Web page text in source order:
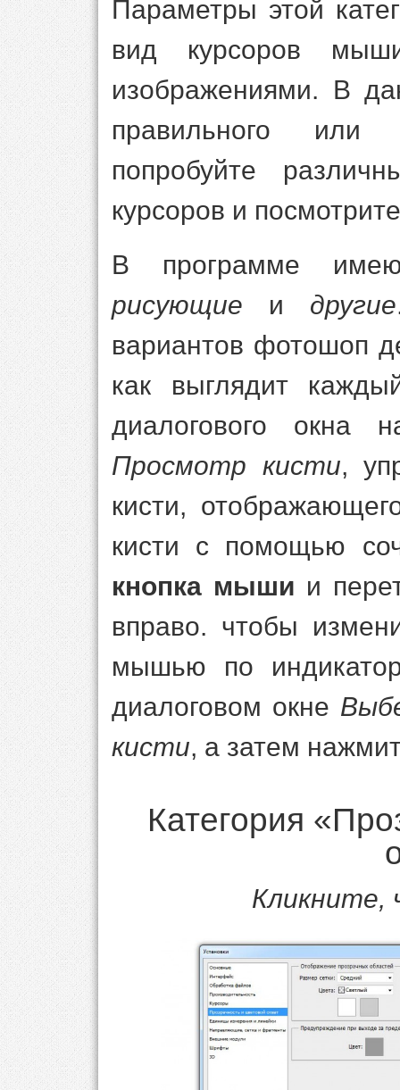
Параметры этой
вид курсоров
изображениями. В
правильного или
попробуйте
курсоров и
В программе
рисующие и другие
вариантов фотошоп
как выглядит
диалогового окна
Просмотр кисти,
кисти,
кисти с помощью
кнопка мыши и
вправо. чтобы
мышью по
диалоговом окне
кисти, а затем
Категория
Кликните,